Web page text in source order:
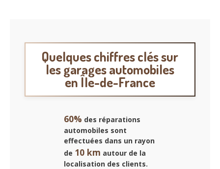
Quelques chiffres clés sur
les garages automobiles
en Île-de-France
60% des réparations
automobiles sont
effectuées dans un rayon
de 10 km autour de la
localisation des clients.